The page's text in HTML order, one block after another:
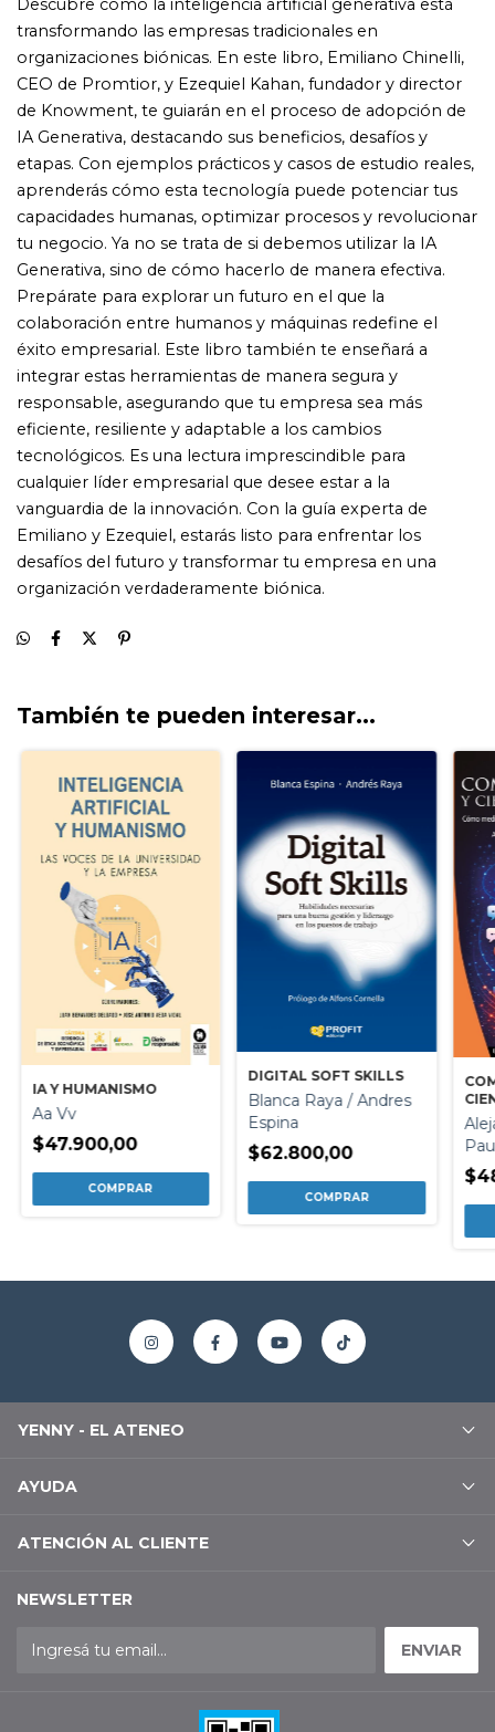
integrar estas herramientas de manera segura y
eficiente, resiliente y adaptable a los cambios
tecnológicos. Es una lectura imprescindible para
cualquier líder empresarial que desee estar a la
vanguardia de la innovación. Con la guía experta de
Emiliano y Ezequiel, estarás listo para enfrentar los
organización verdaderamente biónica.
También te pueden interesar...
IA Y HUMANISMO
Aa Vv
$47.900,00
DIGITAL SOFT SKILLS
Blanca Raya / Andres
Espina
$62.800,00
YENNY - EL ATENEO
AYUDA
ATENCIÓN AL CLIENTE
NEWSLETTER